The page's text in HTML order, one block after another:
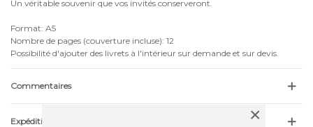
Un véritable souvenir que vos invités conserveront.
Format: A5
Nombre de pages (couverture incluse): 12
Possibilité d'ajouter des livrets à l'intérieur sur demande et sur devis.
Commentaires
Expédition & Retour ×